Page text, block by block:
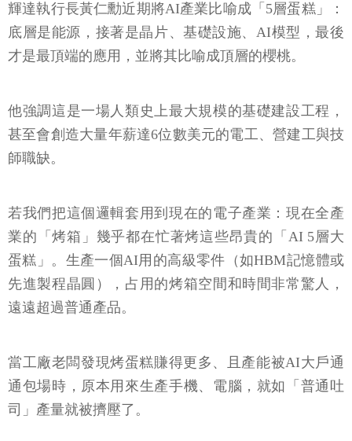
輝達執行長黃仁勳近期將AI產業比喻成「5層蛋糕」：
底層是能源，接著是晶片、基礎設施、AI模型，最後
才是最頂端的應用，並將其比喻成頂層的櫻桃。
他強調這是一場人類史上最大規模的基礎建設工程，
甚至會創造大量年薪達6位數美元的電工、營建工與技
師職缺。
若我們把這個邏輯套用到現在的電子產業：現在全產
業的「烤箱」幾乎都在忙著烤這些昂貴的「AI 5層大
蛋糕」。生產一個AI用的高級零件（如HBM記憶體或
先進製程晶圓），占用的烤箱空間和時間非常驚人，
遠遠超過普通產品。
當工廠老闆發現烤蛋糕賺得更多、且產能被AI大戶通
通包場時，原本用來生產手機、電腦，就如「普通吐
司」產量就被擠壓了。